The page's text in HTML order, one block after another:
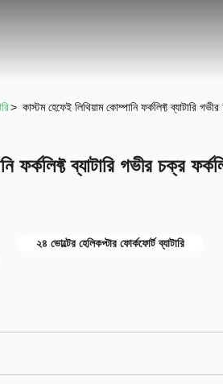
> কাস্টম হেফেই লিথিয়াম কোম্পানি ফর্কলিফ্ট ব্যাটারি
ব্যাটারি গভীর চক্র
২৪ ভোল্টের হেলিকপ্টার ফোর্কফোর্ট ব্যাটারি